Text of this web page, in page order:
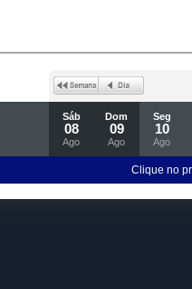
Sáb
08
Ago
Dom
09
Ago
Seg
10
Ago
Clique no